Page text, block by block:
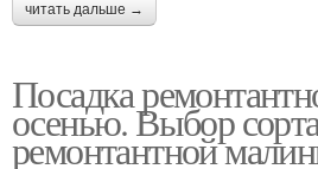
читать дальше →
Посадка
осенью. Выбор
ремонтантной